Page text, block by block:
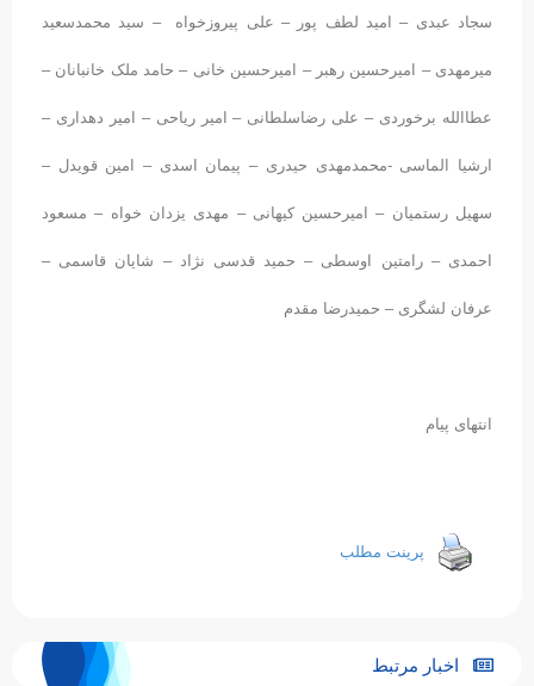
سجاد عبدی – امید لطف پور – علی پیروزخواه – سید محمدسعید
میرمهدی – امیرحسین رهبر – امیرحسین خانی – حامد ملک خانبانان –
عطاالله برخوردی – علی رضاسلطانی – امیر ریاحی – امیر دهداری –
ارشیا الماسی -محمدمهدی حیدری – پیمان اسدی – امین قویدل –
سهیل رستمیان – امیرحسین کیهانی – مهدی یزدان خواه – مسعود
احمدی – رامتین اوسطی – حمید قدسی نژاد – شایان قاسمی –
عرفان لشگری – حمیدرضا مقدم
انتهای پیام
پرینت مطلب
اخبار مرتبط